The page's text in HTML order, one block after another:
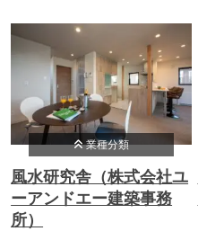
業種分類
風水研究舎（株式会社ユ
ーアンドエー建築事務
所）